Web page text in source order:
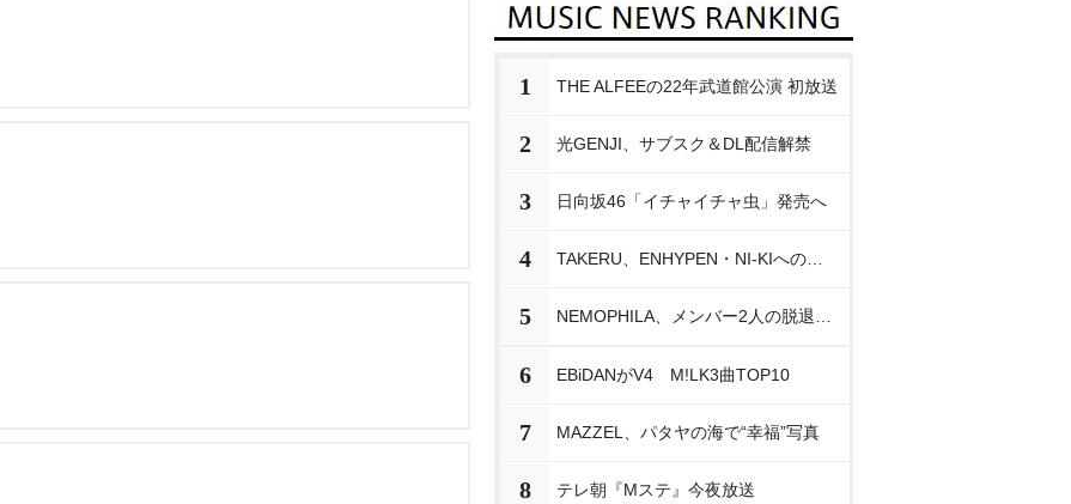
1 THE ALFEEの22年武道館公演 初放送
2 光GENJI、サブスク＆DL配信解禁
3 日向坂46「イチャイチャ虫」発売へ
4
5
6 EBiDANがV4 M!LK3曲TOP10
7 MAZZEL、パタヤの海で“幸福”写真
8 テレ朝『Mステ』今夜放送